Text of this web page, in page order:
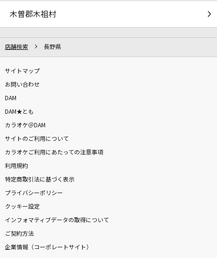
DAMに会員登録・ログインして
木曽郡木祖村
店舗検索 長野県
サイトマップ
お問い合わせ
DAM
DAM★とも
カラオケ＠DAM
サイトのご利用について
カラオケご利用にあたっての注意事項
利用規約
特定商取引法に基づく表示
プライバシーポリシー
クッキー設定
インフォマティブデータの取得について
ご契約方法
企業情報（コーポレートサイト）